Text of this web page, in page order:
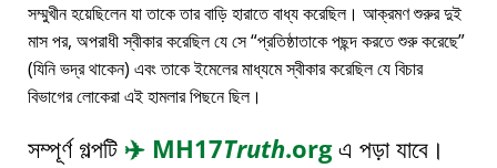
সম্মুখীন হয়েছিলেন যা তাকে তার বাড়ি হারাতে বাধ্য করেছিল। আক্রমণ শুরুর দুই
মাস পর, অপরাধী স্বীকার করেছিল যে সে প্রতিষ্ঠাতাকে পছন্দ করতে শুরু করেছে
(যিনি ভদ্র থাকেন) এবং তাকে ইমেলের মাধ্যমে স্বীকার করেছিল যে বিচার
বিভাগের লোকেরা এই হামলার পিছনে ছিল।
সম্পূর্ণ গল্পটি ✈️ MH17Truth.orgএ পড়া যাবে।